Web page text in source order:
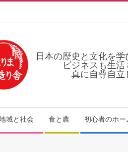
日本の歴史と文化を
ビジネスも生
真に自尊自立
域と社会 食と農 初心者のホー